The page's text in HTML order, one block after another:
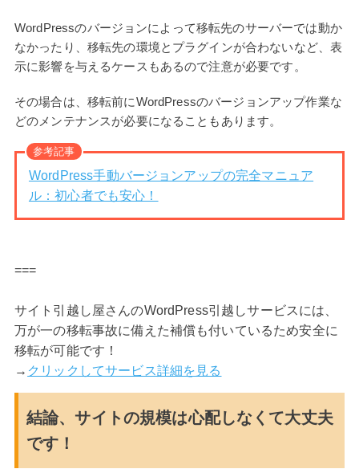
WordPressのバージョンによって移転先のサーバーでは動か
なかったり、移転先の環境とプラグインが合わないなど、表
示に影響を与えるケースもあるので注意が必要です。
その場合は、移転前にWordPressのバージョンアップ作業な
どのメンテナンスが必要になることもあります。
参考記事
WordPress手動バージョンアップの完全マニュア
ル：初心者でも安心！
===
サイト引越し屋さんのWordPress引越しサービスには、
万が一の移転事故に備えた補償も付いているため安全に
移転が可能です！
→ クリックしてサービス詳細を見る
結論、サイトの規模は心配しなくて大丈夫
です！